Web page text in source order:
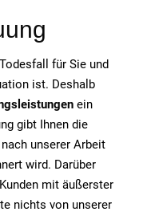
für Sie und
ist. Deshalb
ein
gibt Ihnen die
unserer Arbeit
wird. Darüber
mit äußerster
nichts von unserer